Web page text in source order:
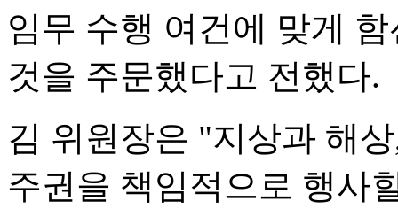
임무 수행 여건에 맞게
것을 주문했다고 전했다.
김 위원장은 "지상과 해
주권을 책임적으로 행사